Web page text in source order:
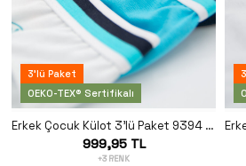
3'lü Paket
OEKO-TEX® Sertifikalı
Erkek Çocuk Külot 3'lü Paket 9394 - Lacivert Aqua Beyaz
999,95 TL
+3 RENK